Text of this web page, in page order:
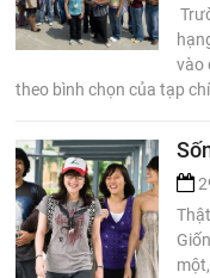
vào
theo bình chọn của tạp